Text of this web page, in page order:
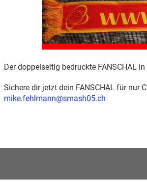
Der doppelseitig bedruckte FANSCHAL
Sichere dir jetzt dein FANSCHAL für nur
mike.fehlmann@smash05.ch